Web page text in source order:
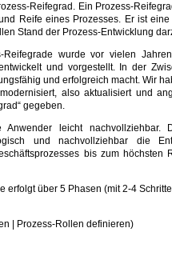
Reifegrad. Ein Prozess-
Reife eines Prozesses. Er ist
Stand der Prozess-Entwicklung
Reifegrade wurde vor vielen
und vorgestellt. In der
und erfolgreich macht. Wir
also aktualisiert und
gegeben.
leicht nachvollziehbar.
und nachvollziehbar die
bis zum höchsten
erfolgt über 5 Phasen (mit 2-4
Rollen definieren)